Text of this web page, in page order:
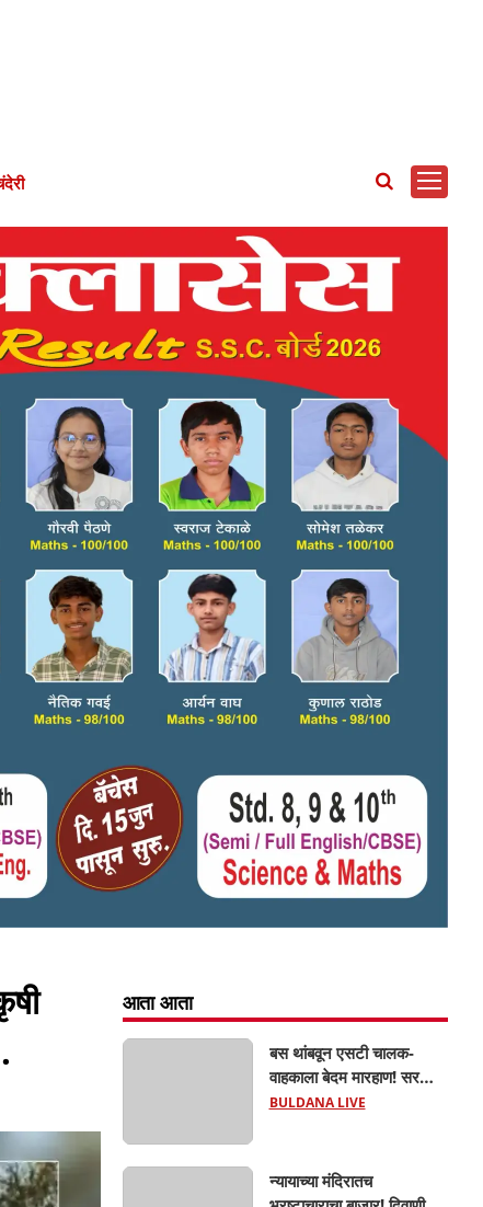
आता आता
बस थांबवून एसटी चालक-
वाहकाला बेदम मारहाण! सरकारी
कामात अडथळा; प्रवाशांसमोर
क्षुल्लक कारणावरून संतापजनक
प्रकार;
BULDANA LIVE
न्यायाच्या मंदिरातच